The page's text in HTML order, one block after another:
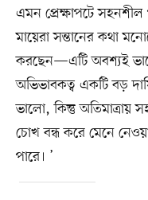
এমন প্রেক্ষাপটে সহনশীল
মায়েরা সন্তানের কথা
করছেন—এটি অবশ্যই
অভিভাবকত্ব একটি বড়
ভালো, কিন্তু অতিমাত্রায়
চোখ বন্ধ করে মেনে
পারে। ’